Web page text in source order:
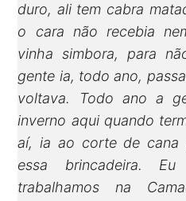
duro, ali tem cabra
o cara não recebia
vinha simbora, para
gente ia, todo ano,
voltava. Todo ano a
inverno aqui quando
aí, ia ao corte de cana
essa brincadeira.
trabalhamos na